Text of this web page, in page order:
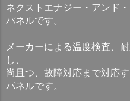
ネクストエナジー・アンド
パネルです。
メーカーによる温度検査、
し、
尚且つ、故障対応まで対応
パネルです。